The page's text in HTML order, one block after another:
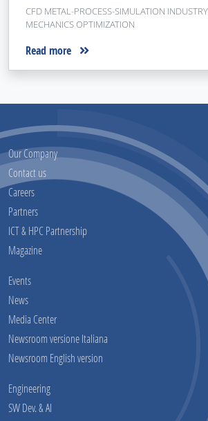
CFD METAL-PROCESS-SIMULATION
MECHANICS OPTIMIZATION
Read more
Our Company
Contact us
Careers
Partners
ICT & HPC Partnership
Magazine
Events
News
Media Center
Newsroom versione Italiana
Newsroom English version
Engineering
SW Dev. & AI